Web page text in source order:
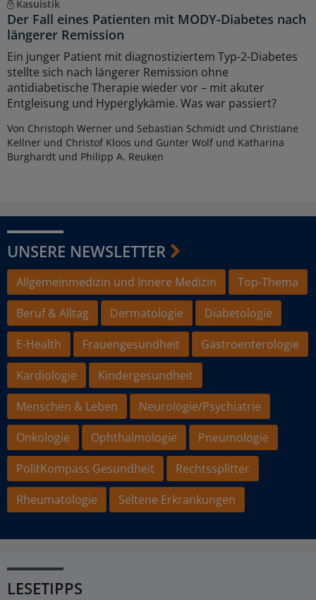
Kasuistik
Der Fall eines Patienten mit MODY-Diabetes nach
längerer Remission
Ein junger Patient mit diagnostiziertem Typ-2-Diabetes
stellte sich nach längerer Remission ohne
antidiabetische Therapie wieder vor – mit akuter
Entgleisung und Hyperglykämie. Was war passiert?
Von Christoph Werner und Sebastian Schmidt und Christiane
Kellner und Christof Kloos und Gunter Wolf und Katharina
Burghardt und Philipp A. Reuken
UNSERE NEWSLETTER
Allgemeinmedizin und Innere Medizin
Top-Thema
Beruf & Alltag
Dermatologie
Diabetologie
E-Health
Frauengesundheit
Gastroenterologie
Kardiologie
Kindergesundheit
Menschen & Leben
Neurologie/Psychiatrie
Onkologie
Ophthalmologie
Pneumologie
PolitKompass Gesundheit
Rechtssplitter
Rheumatologie
Seltene Erkrankungen
LESETIPPS